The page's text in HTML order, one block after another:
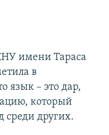
имени Тараса
в
язык – это дар,
который
среди других.